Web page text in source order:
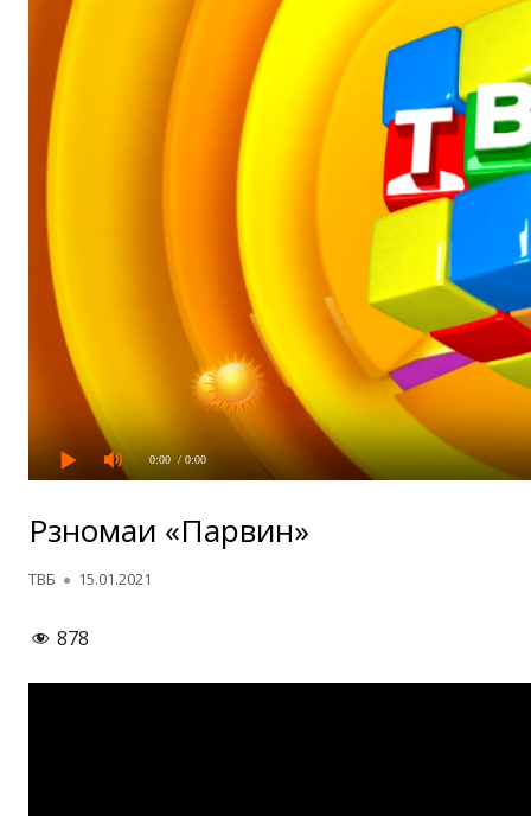
0:00 / 0:00
Рӯзномаи «Парвин»
Автор
ТВБ Опубликовано
15.01.2021
878